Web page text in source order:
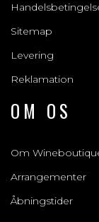
Sitemap
Levering
Reklamation
OM OS
Om
Arrangementer
Åbningstider